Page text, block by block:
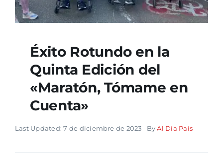
Éxito Rotundo en la
Quinta Edición del
«Maratón, Tómame en
Cuenta»
Last Updated: 7 de diciembre de 2023 ByAl Día País